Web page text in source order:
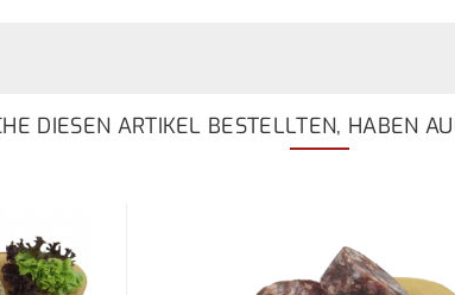
DIESEN ARTIKEL BESTELLTEN, HABEN